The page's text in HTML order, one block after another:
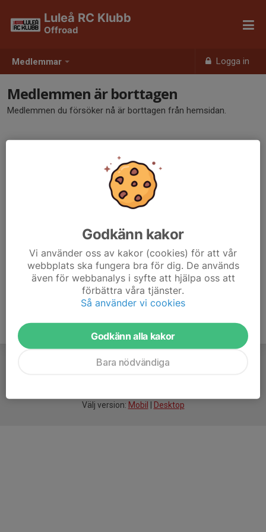
Medlemmar Logga in
Luleå RC Klubb
Offroad
Medlemmen är borttagen
Medlemmen du försöker nå är borttagen från hemsidan.
Välj version: Mobil Desktop
Godkänn kakor
Vi använder oss av kakor (cookies) för att vår
webbplats ska fungera bra för dig. De används
även för webbanalys i syfte att hjälpa oss att
förbättra våra tjänster.
Så använder vi cookies
Godkänn alla kakor
Bara nödvändiga